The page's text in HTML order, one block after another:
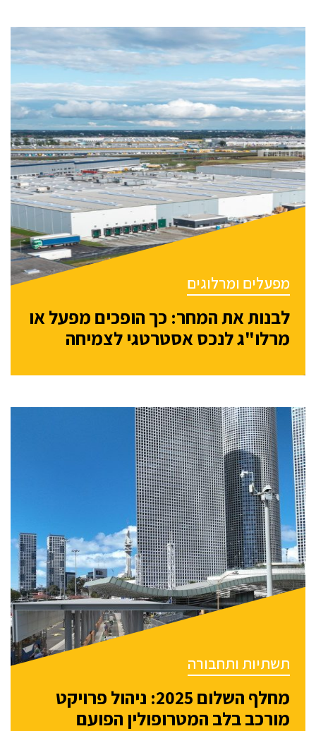
מפעלים ומרלוגים
לבנות את המחר: כך הופכים מפעל או
מרלו"ג לנכס אסטרטגי לצמיחה
תשתיות ותחבורה
מחלף השלום 2025: ניהול פרויקט
מורכב בלב המטרופולין הפועם